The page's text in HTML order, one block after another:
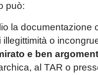
può:
la documentazione
o
e ben
al TAR o